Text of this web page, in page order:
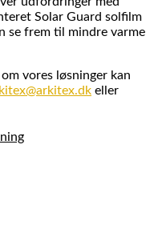
Solar Guard solfilm
se frem til mindre varme
vores løsninger kan
eller